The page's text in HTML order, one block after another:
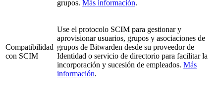
grupos. Más información.
Compatibilidad
con SCIM
Use el protocolo SCIM para gestionar y
aprovisionar usuarios, grupos y asociaciones de
grupos de Bitwarden desde su proveedor de
Identidad o servicio de directorio para facilitar la
incorporación y sucesión de empleados. Más
información.